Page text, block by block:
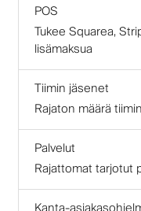
POS
Tukee Squarea,
lisämaksua
Tiimin jäsenet
Rajaton määrä
Palvelut
Rajattomat tarjotut